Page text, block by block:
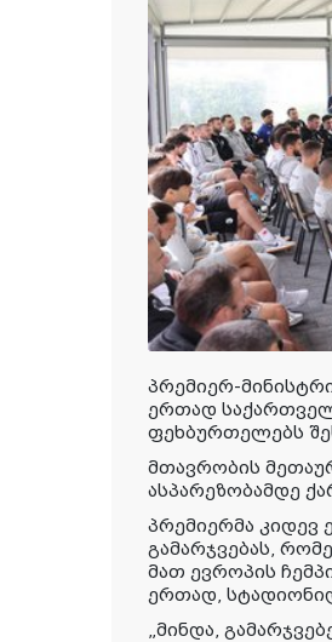
პრემიერ-
ერთად
ფეხბურთელებს
მთავრობის
ასპარეზობამდე
პრემიერმა კიდევ
გამარჯვებას,
მათ ევროპის
ერთად,
„მინდა,